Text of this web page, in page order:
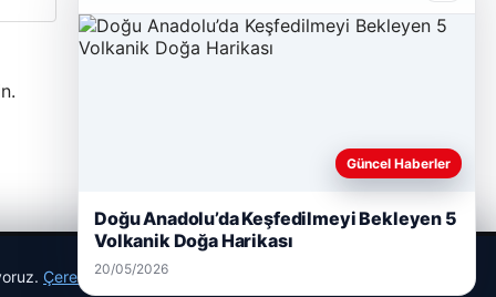
Çerez Politikamız
Güncel Haberler
Doğu Anadolu’da Keşfedilmeyi Bekleyen 5
Volkanik Doğa Harikası
20/05/2026